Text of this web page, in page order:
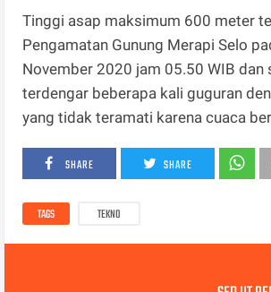
Tinggi asap maksimum 600 meter
Pengamatan Gunung Merapi Selo
November 2020 jam 05.50 WIB dan
terdengar beberapa kali guguran
yang tidak teramati karena cuaca
SHARE SHARE
TAGS TEKNO